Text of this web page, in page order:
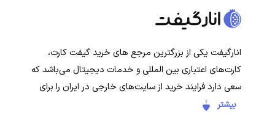
انارگیفت یکی از بزرگترین مرجع های خرید گیفت کارت،
کارت‌های اعتباری بین المللی و خدمات دیجیتال می‌باشد که
سعی دارد فرایند خرید از سایت‌های خارجی در ایران را برای
کاربران ایرانی ساده‌تر کند. هدف ما ارائه تجربه‌ای سریع، امن و
بیشتر